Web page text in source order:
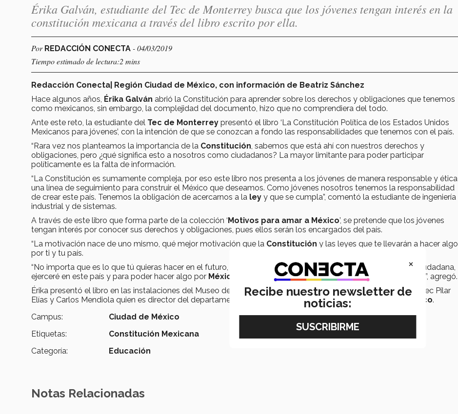
Érika Galván, estudiante del Tec de Monterrey busca que los jóvenes tengan interés en la
constitución mexicana a través del libro escrito por ella.
Por REDACCIÓN CONECTA - 04/03/2019
Tiempo estimado de lectura:2 mins
Redacción Conecta| Región Ciudad de México, con información de Beatriz Sánchez
Hace algunos años, Érika Galván abrió la Constitución para aprender sobre los derechos y obligaciones que tenemos
como mexicanos, sin embargo, la complejidad del documento, hizo que no comprendiera del todo.
Ante este reto, la estudiante del Tec de Monterrey presentó el libro ‘La Constitución Política de los Estados Unidos
Mexicanos para jóvenes’, con la intención de que se conozcan a fondo las responsabilidades que tenemos con el país.
“Rara vez nos planteamos la importancia de la Constitución , sabemos que está ahí con nuestros derechos y
obligaciones, pero ¿qué significa esto a nosotros como ciudadanos? La mayor limitante para poder participar
políticamente es la falta de información.
“La Constitución es sumamente compleja, por eso este libro nos presenta a los jóvenes de manera responsable y ética
una línea de seguimiento para construir el México que deseamos. Como jóvenes nosotros tenemos la responsabilidad
de crear este país. Tenemos la obligación de acercarnos a la ley y que se cumpla”, comentó la estudiante de ingeniería
industrial y de sistemas.
A través de este libro que forma parte de la colección ‘Motivos para amar a México’, se pretende que los jóvenes
tengan interés por conocer sus derechos y obligaciones, pues ellos serán los encargados del país.
“La motivación nace de uno mismo, qué mejor motivación que la Constitución y las leyes que te llevarán a hacer algo
por ti y tu país.
“No importa que es lo que tú quieras hacer en el futuro, mi carrera es ingeniería, sin embargo, soy mexicana, ciudadana,
ejerceré en este país y para poder hacer algo por México
y sacarle el mejor provecho, debo conocer las leyes”, agregó.
Érika presentó el libro en las instalaciones del Museo de las Constituciones, en compañía de la profesora del Tec Pilar
Elías y Carlos Mendiola quien es director del departamento de mercadotecnia en laRegión Ciudad de México.
Campus:
Ciudad de México
Etiquetas:
Constitución Mexicana
Categoría:
Educación
Notas Relacionadas
×
Recibe nuestro newsletter de
noticias: